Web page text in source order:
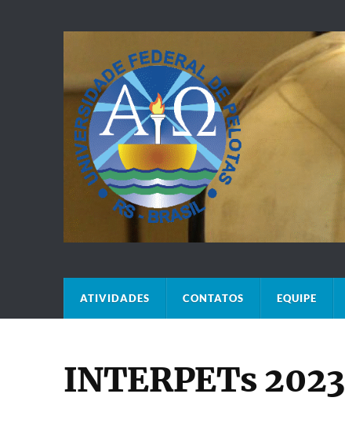
ATIVIDADES CONTATOS EQUIPE
INTERPETs 2023